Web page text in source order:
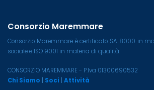
Consorzio Maremmare
Consorzio Maremmare è certificato SA 8000 in
sociale e ISO 9001 in materia di qualità.
CONSORZIO MAREMMARE - P.Iva 01300690532
Chi Siamo
Soci Attività